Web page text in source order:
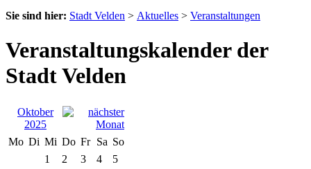
Sie sind hier: Stadt Velden > Aktuelles > Veranstaltungen
Veranstaltungskalender der
Stadt Velden
Oktober
2025
Mo Di Mi Do Fr Sa So
1
2 3 4
5